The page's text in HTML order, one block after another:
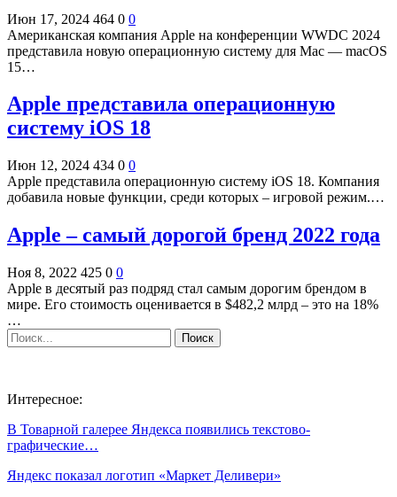
Июн 17, 2024 464 0 0
Американская компания Apple на конференции WWDC 2024
представила новую операционную систему для Mac — macOS
15…
Apple представила операционную
систему iOS 18
Июн 12, 2024 434 0 0
Apple представила операционную систему iOS 18. Компания
добавила новые функции, среди которых – игровой режим.…
Apple – самый дорогой бренд 2022 года
Ноя 8, 2022 425 0 0
Apple в десятый раз подряд стал самым дорогим брендом в
мире. Его стоимость оценивается в $482,2 млрд – это на 18%
…
Интересное:
В Товарной галерее Яндекса появились текстово-
графические…
Яндекс показал логотип «Маркет Деливери»